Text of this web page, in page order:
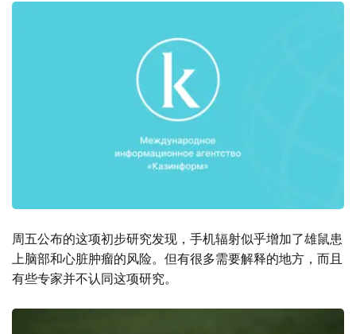
周五公布的这项初步研究发现，手机辐射似乎增加了雄鼠患
上脑部和心脏肿瘤的风险。但有很多需要解释的地方，而且
有些专家并不认同这项研究。